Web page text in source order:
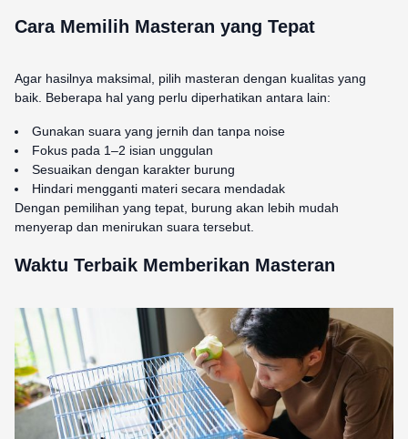
Cara Memilih Masteran yang Tepat
Agar hasilnya maksimal, pilih masteran dengan kualitas yang
baik. Beberapa hal yang perlu diperhatikan antara lain:
Gunakan suara yang jernih dan tanpa noise
Fokus pada 1–2 isian unggulan
Sesuaikan dengan karakter burung
Hindari mengganti materi secara mendadak
Dengan pemilihan yang tepat, burung akan lebih mudah
menyerap dan menirukan suara tersebut.
Waktu Terbaik Memberikan Masteran